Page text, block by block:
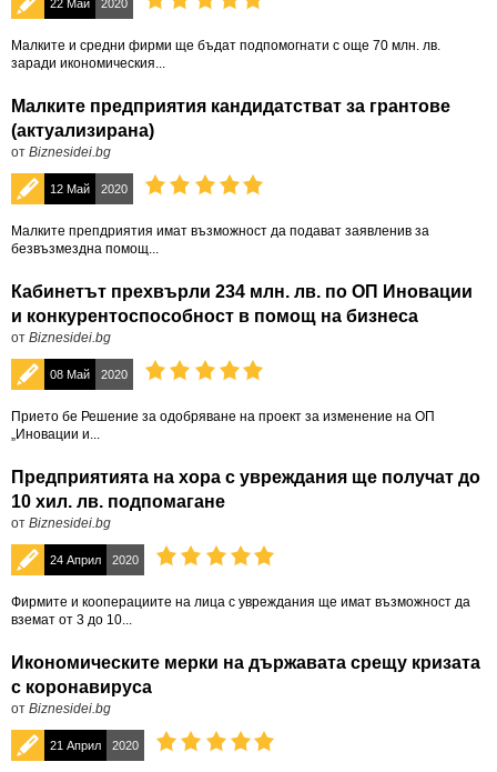
22 Май 2020
Малките и средни фирми ще бъдат подпомогнати с още 70 млн. лв.
заради икономическия...
Малките предприятия кандидатстват за грантове
(актуализирана)
от Biznesidei.bg
12 Май 2020
Малките препдриятия имат възможност да подават заявленив за
безвъзмездна помощ...
Кабинетът прехвърли 234 млн. лв. по ОП Иновации
и конкурентоспособност в помощ на бизнеса
от Biznesidei.bg
08 Май 2020
Прието бе Решение за одобряване на проект за изменение на ОП
„Иновации и...
Предприятията на хора с увреждания ще получат до
10 хил. лв. подпомагане
от Biznesidei.bg
24 Април 2020
Фирмите и кооперациите на лица с увреждания ще имат възможност да
вземат от 3 до 10...
Икономическите мерки на държавата срещу кризата
с коронавируса
от Biznesidei.bg
21 Април 2020